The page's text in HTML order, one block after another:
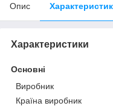
Опис
Характеристики
Основні
Виробник
Країна виробник